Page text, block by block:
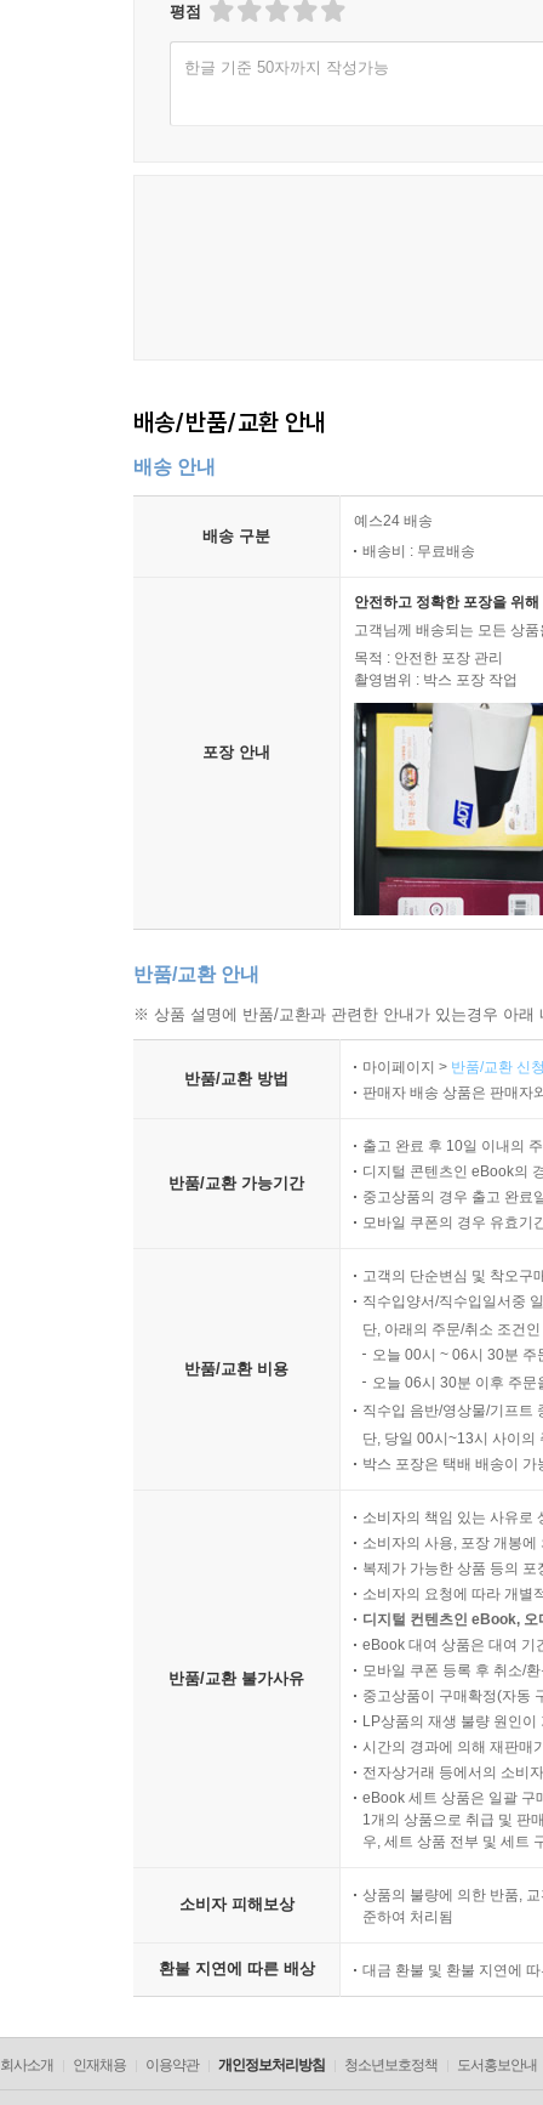
단서이고, 시비지심은 지(智)의 단서입니다. 네
--- 「28강. 성리학이란 무엇인가?」 중에서
조선은 성리학의 나라였습니다. 정도전의 『조선
식을 규정하는 중요한 뼈대가 되었습니다. 당시
대부에게 맡기고 왕은 결재도장이나 찍으라는 이
워진 나라인 만큼 왕권에 대한 신권 우위는 유지되
--- 「30강. 성리학의 나라, 조선의 철학 논쟁」 중
새롭게 등장한 지식이나 철학은 세 단계를 거칩
마지막으로 폐기되어 사라집니다. 새로운 철학
간이 가면서 문제 해결에 도움을 주던 철학이 오
--- 「31강. 살아 있는 철학, 죽은 철학」 중에서
한비자로 대표되는 법가는 전국시대 군주의 가
안정을 추구하는 것이 한비자 사상의 큰 맥락이
난세를 평정할 수 있다고 본 것입니다. 그런 점에
--- 「32강. 한비자, 법가를 종합하다」 중에서
사람을 무참히 죽였습니다. 진나라의 몰락은 상
주인이 된 한나라는 유가를 받아들입니다. 법가
은 지금 우리 정치와 크게 다르지 않죠.
--- 「37강. 법가의 빛과 그늘」 중에서
으로 설파하기 때문입니다. 삶은 고통이다, 고통
--- 「38강. 싯다르타, 해탈의 철학을 말하다」 중에
지혜가 없는 무명의 상태에서 사람은 행위와 경
느끼고 좋은 것을 좇고 나쁜 것을 피하려는 애증
로 있다고 믿게 되죠. 나와 사물의 실체가 있다는
싯다르타는 이 연기법을 깨닫고 삶의 고통이 생
쌓이고 그것이 결국 노사로 귀결된다는 것입니
기가 진행되는 과정을 제대로 알아야 괴로움의
--- 「40강. 불교의 세계관, 연기란 무엇인가?」 중에서
붕당이 되어 갈등을 유발하는 과정을 살핀다.
한비자의 ‘법가’, 조직 운영의 철학
인간의 행복을 위해 태어났다고 해도 과언이 아니
평점
한글 기준 50자까지 작성가능
배송/반품/교환 안내
배송 안내
배송 구분
예스24 배송
배송비 : 무료배송
포장 안내
안전하고 정확한 포장을 위
고객님께 배송되는 모든 상
목적 : 안전한 포장 관리
촬영범위 : 박스 포장 작업
반품/교환 안내
※ 상품 설명에 반품/교환과 관련한 안내가 있는경우 아
반품/교환 방법
마이페이지 > 반품/교환 신
판매자 배송 상품은 판매자
반품/교환 가능기간
출고 완료 후 10일 이내의
디지털 콘텐츠인 eBook의
중고상품의 경우 출고 완료
모바일 쿠폰의 경우 유효기
반품/교환 비용
고객의 단순변심 및 착오구
직수입양서/직수입일서중
단, 아래의 주문/취소 조건
오늘 00시 ~ 06시 30분
오늘 06시 30분 이후 주
직수입 음반/영상물/기프트
단, 당일 00시~13시 사이의
박스 포장은 택배 배송이
반품/교환 불가사유
소비자의 책임 있는 사유로
소비자의 사용, 포장 개봉
복제가 가능한 상품 등의
소비자의 요청에 따라 개별
디지털 컨텐츠인 eBook,
eBook 대여 상품은 대여 기
모바일 쿠폰 등록 후 취소/
중고상품이 구매확정(자동
LP상품의 재생 불량 원인
시간의 경과에 의해 재판매
전자상거래 등에서의 소비
eBook 세트 상품은 일괄 구
1개의 상품으로 취급 및 판
우, 세트 상품 전부 및 세트
소비자 피해보상
상품의 불량에 의한 반품,
준하여 처리됨
환불 지연에 따른 배상 대금 환불 및 환불 지연에
회사소개 인재채용 이용약관 개인정보처리방침 청소년보호정책 도서홍보안내